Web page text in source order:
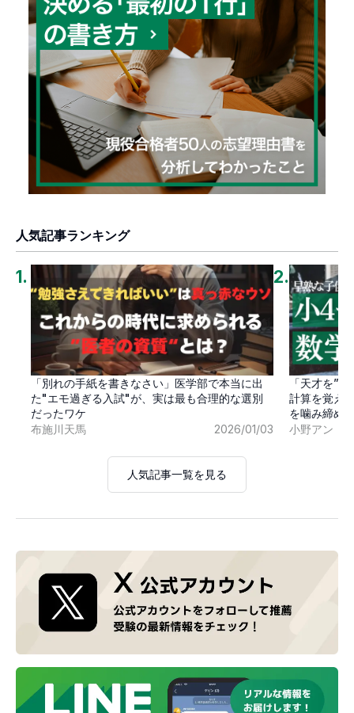
人気記事ランキング
1.
「別れの手紙を書きなさい」医学部で本当に出
た"エモ過ぎる入試"が、実は最も合理的な選別
だったワケ
布施川天馬
2026/01/03
2.
「天才を”
計算を覚え
を噛み締め
小野アン
人気記事一覧を見る